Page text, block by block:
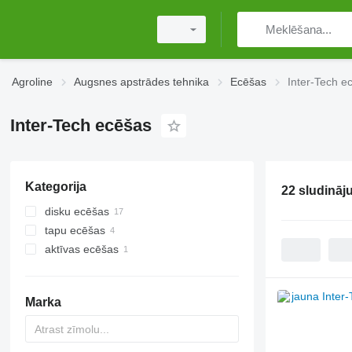
Agroline Augsnes apstrādes tehnika Ecēšas Inter-Tech
Inter-Tech ecēšas
Kategorija
disku ecēšas
tapu ecēšas
aktīvas ecēšas
Marka
22